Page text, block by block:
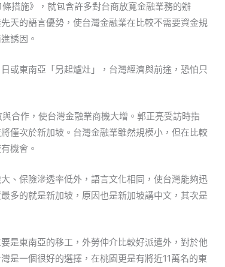
措施》，就包含許多對台商放寬金融業務的辦
天的語言優勢，使台灣金融業在比較不需要資金規
誘因。
或東南亞「另起爐灶」，台灣經濟與前途，恐怕只
合作，使台灣金融業商機大增。郭正亮受訪時指
僅次於新加坡。台灣金融業雖然規模小，但在比較
機會。
、保險滲透率低外，語言文化相同，使台灣能夠迅
多的就是新加坡，原因也是新加坡講中文，其次是
是東南亞的移工，外勞仲介比較好派遣外，對於他
是一個很好的選擇，在桃園更是有將近11萬名的東